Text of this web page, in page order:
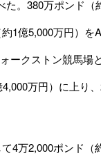
。380万ポンド
1億5,000万円）
ークストン競馬
万円）に上り
4万2,000ポンド